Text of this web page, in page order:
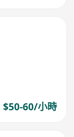
$50-60/小時